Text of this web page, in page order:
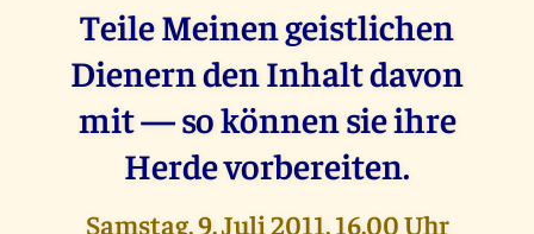
Teile Meinen geistlichen
Dienern den Inhalt davon
mit — so können sie ihre
Herde vorbereiten.
Samstag, 9. Juli 2011, 16.00 Uhr